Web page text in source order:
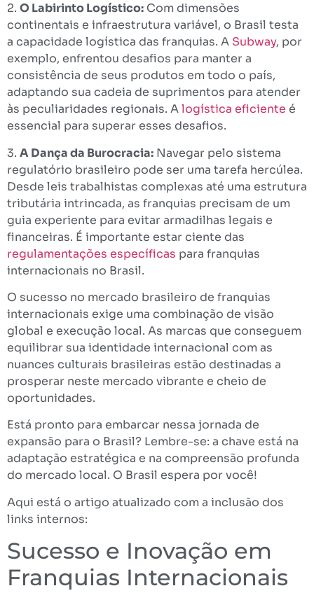
2. O Labirinto Logístico: Com dimensões
continentais e infraestrutura variável, o Brasil testa
a capacidade logística das franquias. A Subway, por
exemplo, enfrentou desafios para manter a
consistência de seus produtos em todo o país,
adaptando sua cadeia de suprimentos para atender
às peculiaridades regionais. Alogística eficiente é
essencial para superar esses desafios.
3. A Dança da Burocracia: Navegar pelo sistema
regulatório brasileiro pode ser uma tarefa hercúlea.
Desde leis trabalhistas complexas até uma estrutura
tributária intrincada, as franquias precisam de um
guia experiente para evitar armadilhas legais e
financeiras. É importante estar ciente das
regulamentações específicas para franquias
internacionais no Brasil.
O sucesso no mercado brasileiro de franquias
internacionais exige uma combinação de visão
global e execução local. As marcas que conseguem
equilibrar sua identidade internacional com as
nuances culturais brasileiras estão destinadas a
prosperar neste mercado vibrante e cheio de
oportunidades.
Está pronto para embarcar nessa jornada de
expansão para o Brasil? Lembre-se: a chave está na
adaptação estratégica e na compreensão profunda
do mercado local. O Brasil espera por você!
Aqui está o artigo atualizado com a inclusão dos
links internos:
Sucesso e Inovação em
Franquias Internacionais